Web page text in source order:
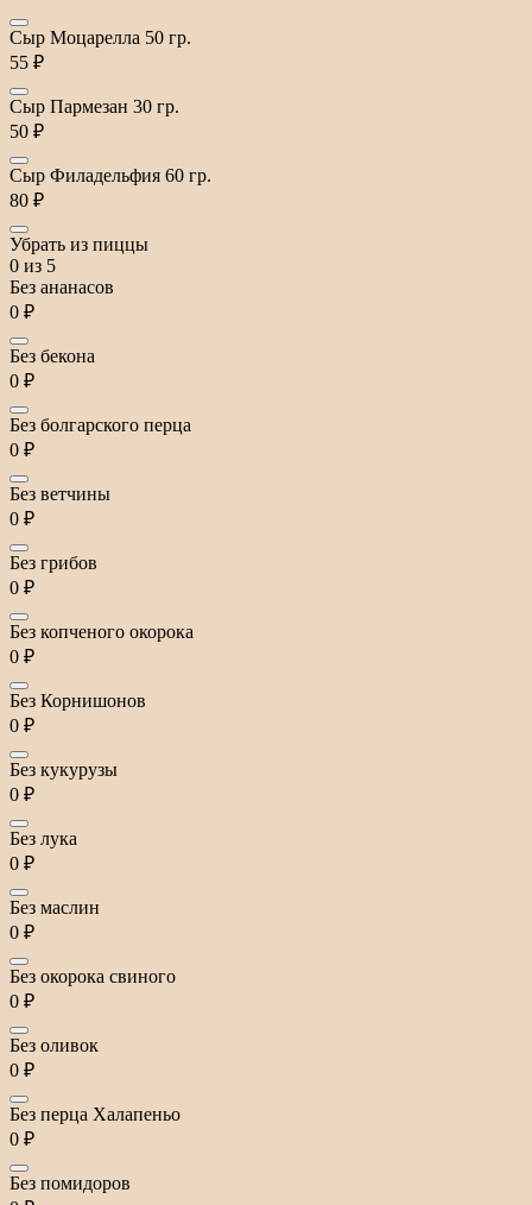
Сыр Моцарелла 50 гр.
55 ₽
Сыр Пармезан 30 гр.
50 ₽
Сыр Филадельфия 60 гр.
80 ₽
Убрать из пиццы
0 из 5
Без ананасов
0 ₽
Без бекона
0 ₽
Без болгарского перца
0 ₽
Без ветчины
0 ₽
Без грибов
0 ₽
Без копченого окорока
0 ₽
Без Корнишонов
0 ₽
Без кукурузы
0 ₽
Без лука
0 ₽
Без маслин
0 ₽
Без окорока свиного
0 ₽
Без оливок
0 ₽
Без перца Халапеньо
0 ₽
Без помидоров